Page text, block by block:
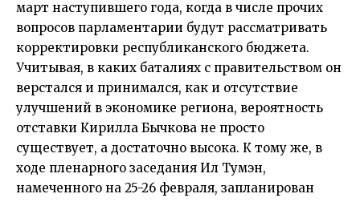
март наступившего года, когда в числе прочих
вопросов парламентарии будут рассматривать
корректировки республиканского бюджета.
Учитывая, в каких баталиях с правительством он
верстался и принимался, как и отсутствие
улучшений в экономике региона, вероятность
отставки Кирилла Бычкова не просто
существует, а достаточно высока. К тому же, в
ходе пленарного заседания Ил Тумэн,
намеченного на 25-26 февраля, запланирован